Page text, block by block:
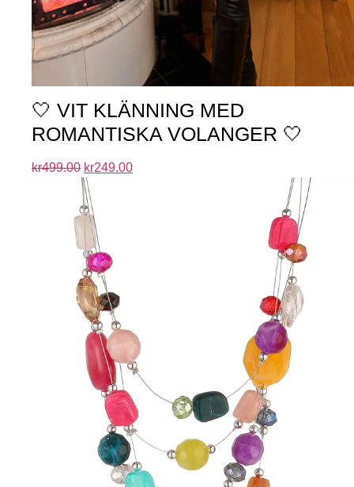
🤍 VIT KLÄNNING MED
ROMANTISKA VOLANGER 🤍
kr499.00 kr249.00